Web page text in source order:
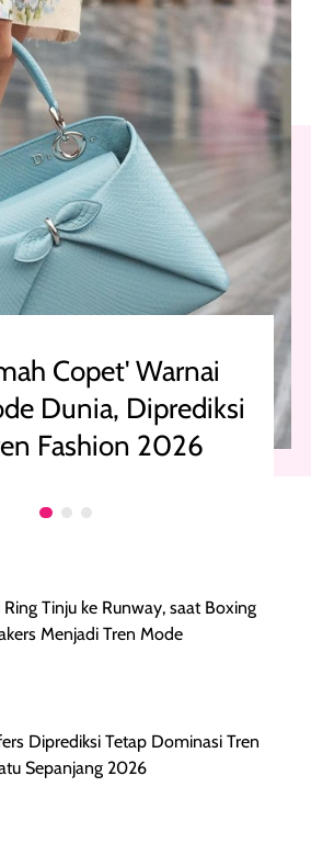
Copet' Warnai
Dunia, Diprediksi
Fashion 2026
Ring Tinju ke Runway, saat Boxing
Menjadi Tren Mode
Diprediksi Tetap Dominasi Tren
Sepanjang 2026